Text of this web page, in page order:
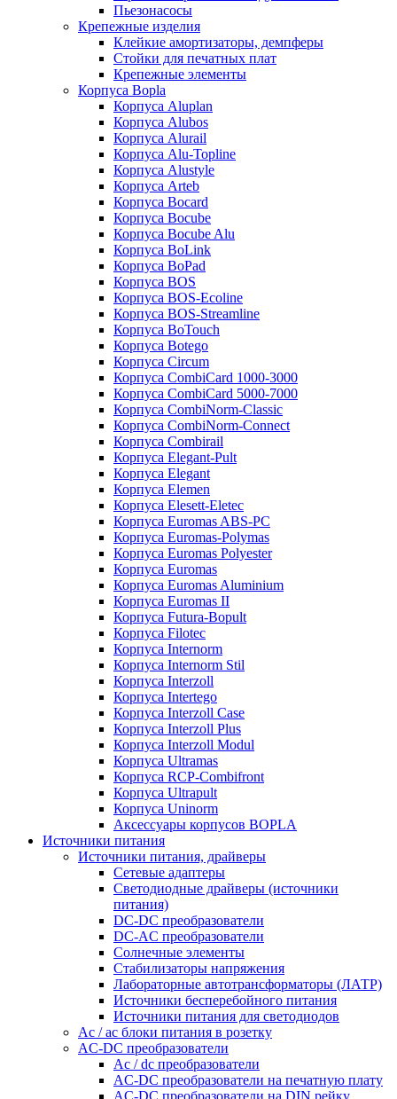
Пьезонасосы
Крепежные изделия
Клейкие амортизаторы, демпферы
Стойки для печатных плат
Крепежные элементы
Корпуса Bopla
Корпуса Aluplan
Корпуса Alubos
Корпуса Alurail
Корпуса Alu-Topline
Корпуса Alustyle
Корпуса Arteb
Корпуса Bocard
Корпуса Bocube
Корпуса Bocube Alu
Корпуса BoLink
Корпуса BoPad
Корпуса BOS
Корпуса BOS-Ecoline
Корпуса BOS-Streamline
Корпуса BoTouch
Корпуса Botego
Корпуса Circum
Корпуса CombiCard 1000-3000
Корпуса CombiCard 5000-7000
Корпуса CombiNorm-Classic
Корпуса CombiNorm-Connect
Корпуса Combirail
Корпуса Elegant-Pult
Корпуса Elegant
Корпуса Elemen
Корпуса Elesett-Eletec
Корпуса Euromas ABS-PC
Корпуса Euromas-Polymas
Корпуса Euromas Polyester
Корпуса Euromas
Корпуса Euromas Aluminium
Корпуса Euromas II
Корпуса Futura-Bopult
Корпуса Filotec
Корпуса Internorm
Корпуса Internorm Stil
Корпуса Interzoll
Корпуса Intertego
Корпуса Interzoll Case
Корпуса Interzoll Plus
Корпуса Interzoll Modul
Корпуса Ultramas
Корпуса RCP-Combifront
Корпуса Ultrapult
Корпуса Uninorm
Аксессуары корпусов BOPLA
Источники питания
Источники питания, драйверы
Сетевые адаптеры
Светодиодные драйверы (источники
питания)
DC-DC преобразователи
DC-AC преобразователи
Солнечные элементы
Стабилизаторы напряжения
Лабораторные автотрансформаторы (ЛАТР)
Источники бесперебойного питания
Источники питания для светодиодов
Ac / ac блоки питания в розетку
AC-DC преобразователи
Ac / dc преобразователи
AC-DC преобразователи на печатную плату
AC-DC преобразователи на DIN рейку